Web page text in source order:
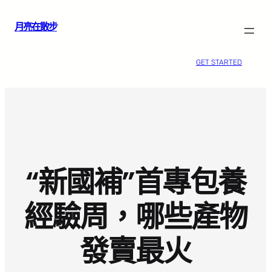
月亮在散步
GET STARTED
“新國補”首專包養
經驗周，哪些產物
發賣最火